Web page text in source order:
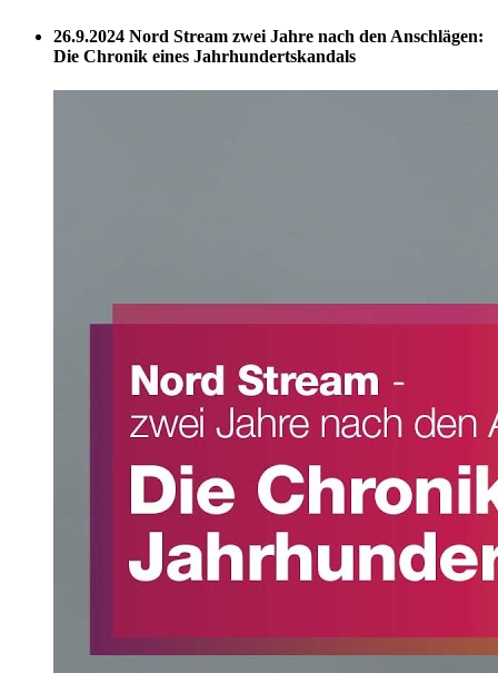
26.9.2024 Nord Stream zwei Jahre nach den Anschlägen:
Die Chronik eines Jahrhundertskandals